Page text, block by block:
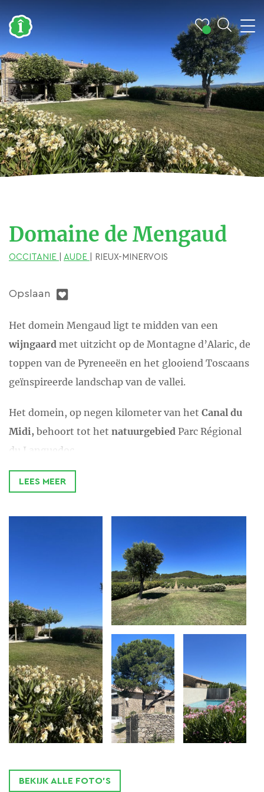
Domaine de Mengaud
OCCITANIE AUDE | RIEUX-MINERVOIS
Opslaan
Het domein Mengaud ligt te midden van een
wijngaard met uitzicht op de Montagne d’Alaric, de
toppen van de Pyreneeën en het glooiend Toscaans
geïnspireerde landschap van de vallei.
Het domein, op negen kilometer van het Canal du
Midi, behoort tot het natuurgebied Parc Régional
du Languedoc
De gerestaureerde hoeve uit de achttiende eeuw
naar druifsoorten van de streek: Muscat, Grenache
en Syrah. In de gîte Syrah woont de
aanwezig is op het domein voor het onderhoud en
de ontvangst van de gasten.
Aan de zuidwestzijde van de woning ligt een
uitgestrektterras, verdeeld in drie stukken door een
haag, zodanig dat elk woongedeelte ook over een
privéterras beschikt. Elke gîte beschikt over
tuinmeubelen en een barbecue.
Hetzwembad(9 x 4,5 m) met jetstream en een
zonneterras met poolhouse (douche, wc en berging)
Het domein ligt op slechts drie kilometer van het
LEES MEER
BEKIJK ALLE FOTO'S